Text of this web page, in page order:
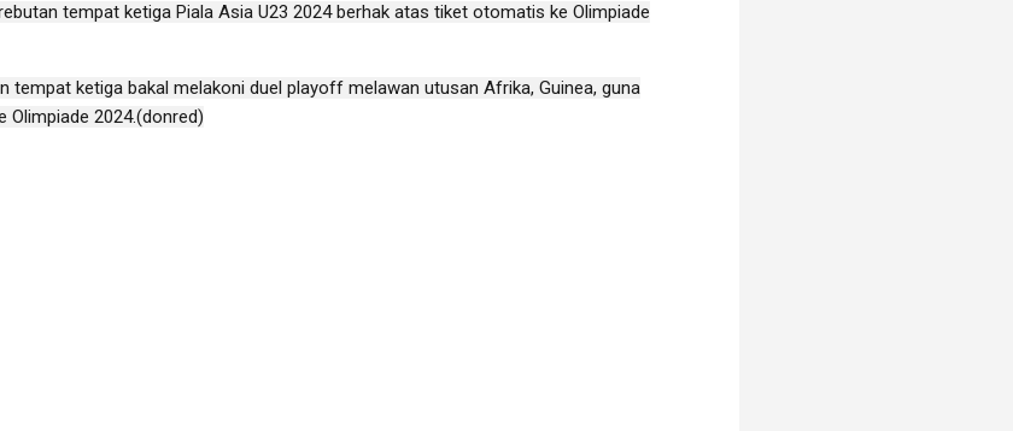
tempat ketiga Piala Asia U23 2024 berhak atas tiket otomatis ke Olimpiade
tempat ketiga bakal melakoni duel playoff melawan utusan Afrika, Guinea, guna
Olimpiade 2024.(donred)